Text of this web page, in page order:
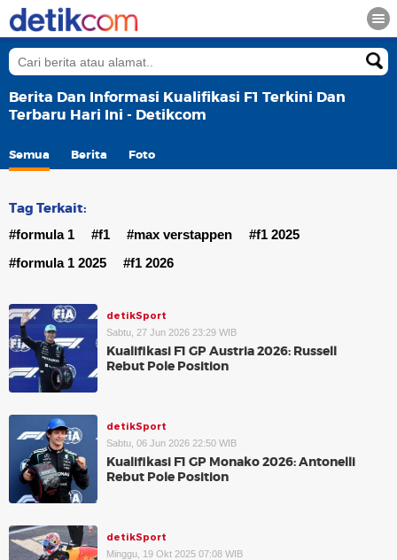
Berita Dan Informasi Kualifikasi F1 Terkini Dan
Terbaru Hari Ini - Detikcom
Semua Berita Foto
Tag Terkait:
#formula 1 #f1 #max verstappen
#f1 2025
#formula 1 2025
#f1 2026
detikSport
Sabtu, 27 Jun 2026 23:29 WIB
Kualifikasi F1 GP Austria 2026: Russell
Rebut Pole Position
detikSport
Sabtu, 06 Jun 2026 22:50 WIB
Kualifikasi F1 GP Monako 2026: Antonelli
Rebut Pole Position
detikSport
Minggu, 19 Okt 2025 07:08 WIB